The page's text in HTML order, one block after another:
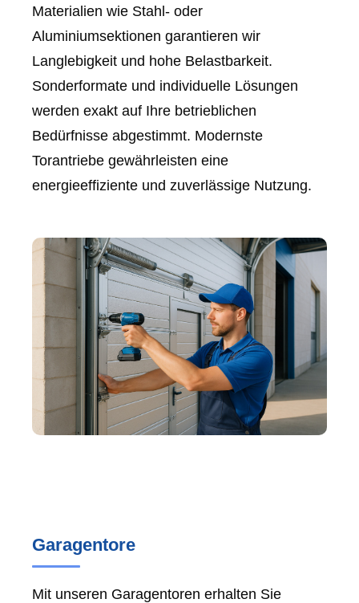
Materialien wie Stahl- oder
Aluminiumsektionen garantieren wir
Langlebigkeit und hohe Belastbarkeit.
Sonderformate und individuelle Lösungen
werden exakt auf Ihre betrieblichen
Bedürfnisse abgestimmt. Modernste
Torantriebe gewährleisten eine
energieeffiziente und zuverlässige Nutzung.
Garagentore
Mit unseren Garagentoren erhalten Sie